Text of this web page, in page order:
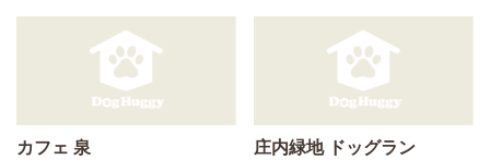
カフェ 泉 庄内緑地 ドッグラン